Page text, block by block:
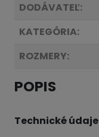
DODÁVATEĽ:
KATEGÓRIA:
ROZMERY:
POPIS
Technické údaje